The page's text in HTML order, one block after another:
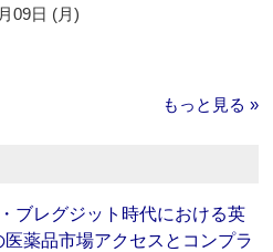
09日 (月)
もっと見る »
・ブレグジット時代における英
医薬品市場アクセスとコンプラ